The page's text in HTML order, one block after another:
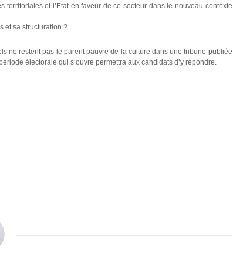
et l’Etat en faveur de ce secteur dans le nouveau contexte
et sa structuration ?
ne restent pas le parent pauvre de la culture dans une tribune publiée
électorale qui s‘ouvre permettra aux candidats d’y répondre.